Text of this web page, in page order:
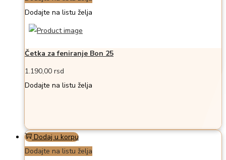
Dodajte na listu želja
Četka za feniranje Bon 25
1.190,00 rsd
Dodajte na listu želja
Dodaj u korpu
Dodajte na listu želja